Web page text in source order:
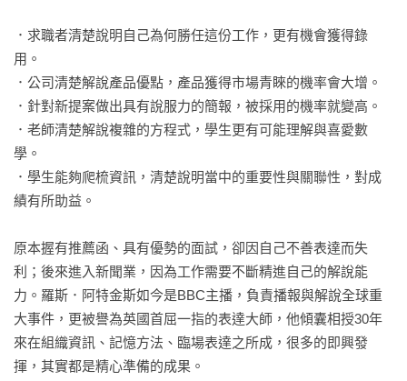
．求職者清楚說明自己為何勝任這份工作，更有機會獲得錄
用。
．公司清楚解說產品優點，產品獲得市場青睞的機率會大增。
．針對新提案做出具有說服力的簡報，被採用的機率就變高。
．老師清楚解說複雜的方程式，學生更有可能理解與喜愛數
學。
．學生能夠爬梳資訊，清楚說明當中的重要性與關聯性，對成
績有所助益。
原本握有推薦函、具有優勢的面試，卻因自己不善表達而失
利；後來進入新聞業，因為工作需要不斷精進自己的解說能
力。羅斯．阿特金斯如今是BBC主播，負責播報與解說全球重
大事件，更被譽為英國首屈一指的表達大師，他傾囊相授30年
來在組織資訊、記憶方法、臨場表達之所成，很多的即興發
揮，其實都是精心準備的成果。